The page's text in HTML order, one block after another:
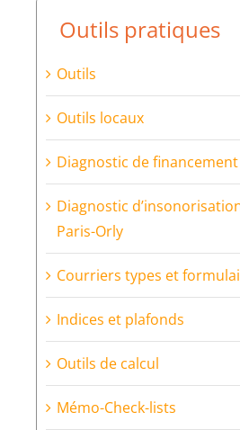
Outils pratiques
Outils
Outils locaux
Diagnostic de financement
Diagnostic
Paris-Orly
Courriers types et
Indices et plafonds
Outils de calcul
Mémo-Check-lists